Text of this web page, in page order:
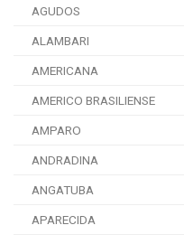
AGUDOS
ALAMBARI
AMERICANA
AMERICO BRASILIENSE
AMPARO
ANDRADINA
ANGATUBA
APARECIDA